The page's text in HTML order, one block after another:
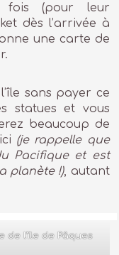
fois (pour leur
dès l’arrivée à
une carte de
sans payer ce
statues et vous
beaucoup de
(je rappelle que
Pacifique et est
planète !), autant
de l’île de Pâques